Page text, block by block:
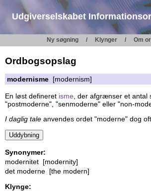
Udgiverselskabet
Ny søgning Klynger Om
Ordbogsopslag
modernisme [modernism]
En løst defineret isme , der afgrænser et
"postmoderne", "senmoderne" eller "non-
I daglig tale anvendes ordet "moderne" dog
Synonymer:
modernitet [modernity]
det moderne [the modern]
Klynge: